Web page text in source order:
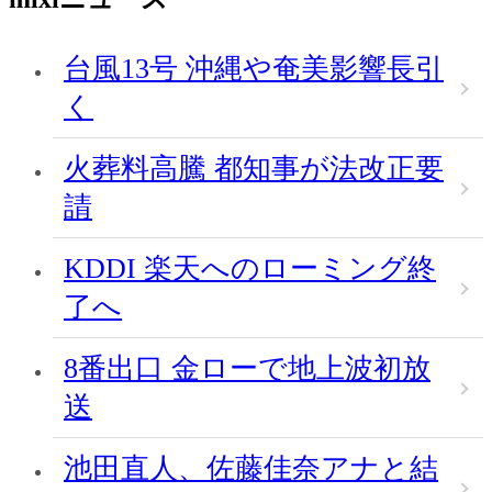
台風13号 沖縄や奄美影響長引
く
火葬料高騰 都知事が法改正要
請
KDDI 楽天へのローミング終
了へ
8番出口 金ローで地上波初放
送
池田直人、佐藤佳奈アナと結